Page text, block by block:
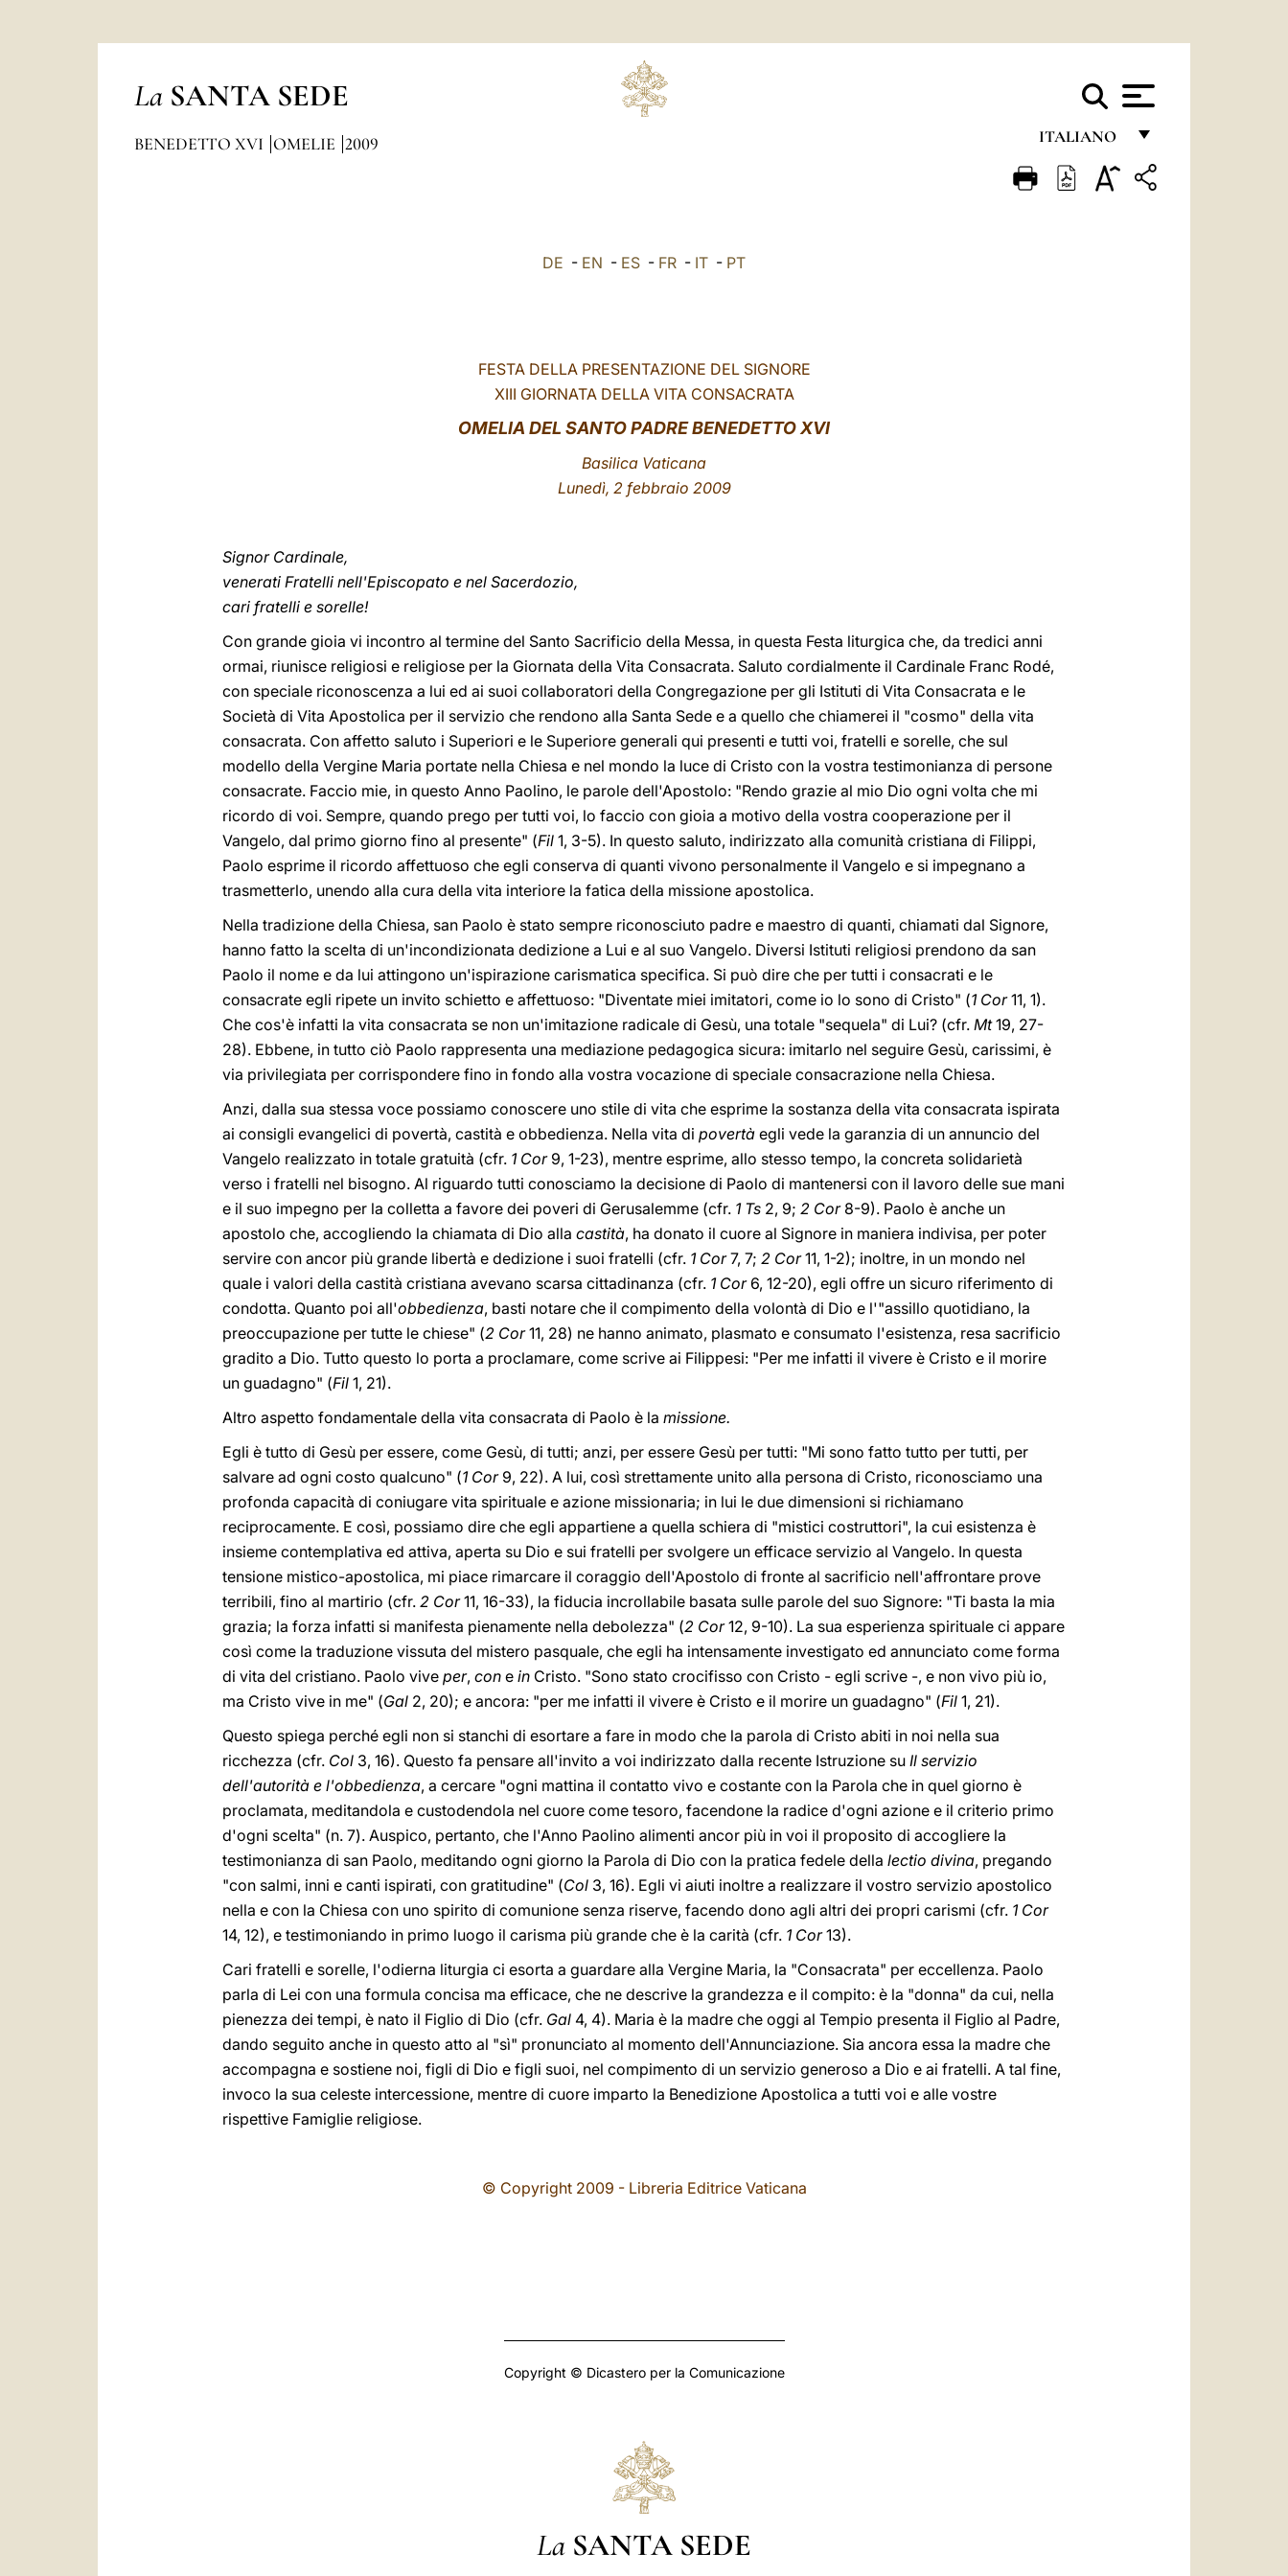
La SANTA SEDE
ITALIANO
FRANÇAIS
BENEDETTO XVI OMELIE 2009
DE - EN - ES - FR - IT - PT
FESTA DELLA PRESENTAZIONE DEL SIGNORE
XIII GIORNATA DELLA VITA CONSACRATA
OMELIA DEL SANTO PADRE BENEDETTO XVI
Basilica Vaticana
Lunedì, 2 febbraio 2009
Signor Cardinale,
venerati Fratelli nell'Episcopato e nel Sacerdozio,
cari fratelli e sorelle!
Con grande gioia vi incontro al termine del Santo Sacrificio della Messa, in questa Festa liturgica che, da tredici anni
ormai, riunisce religiosi e religiose per la Giornata della Vita Consacrata. Saluto cordialmente il Cardinale Franc Rodé,
con speciale riconoscenza a lui ed ai suoi collaboratori della Congregazione per gli Istituti di Vita Consacrata e le
Società di Vita Apostolica per il servizio che rendono alla Santa Sede e a quello che chiamerei il "cosmo" della vita
consacrata. Con affetto saluto i Superiori e le Superiore generali qui presenti e tutti voi, fratelli e sorelle, che sul
modello della Vergine Maria portate nella Chiesa e nel mondo la luce di Cristo con la vostra testimonianza di persone
consacrate. Faccio mie, in questo Anno Paolino, le parole dell'Apostolo: "Rendo grazie al mio Dio ogni volta che mi
ricordo di voi. Sempre, quando prego per tutti voi, lo faccio con gioia a motivo della vostra cooperazione per il
Vangelo, dal primo giorno fino al presente" (Fil 1, 3-5). In questo saluto, indirizzato alla comunità cristiana di Filippi,
Paolo esprime il ricordo affettuoso che egli conserva di quanti vivono personalmente il Vangelo e si impegnano a
trasmetterlo, unendo alla cura della vita interiore la fatica della missione apostolica.
Nella tradizione della Chiesa, san Paolo è stato sempre riconosciuto padre e maestro di quanti, chiamati dal Signore,
hanno fatto la scelta di un'incondizionata dedizione a Lui e al suo Vangelo. Diversi Istituti religiosi prendono da san
Paolo il nome e da lui attingono un'ispirazione carismatica specifica. Si può dire che per tutti i consacrati e le
consacrate egli ripete un invito schietto e affettuoso: "Diventate miei imitatori, come io lo sono di Cristo" (1 Cor11, 1).
Che cos'è infatti la vita consacrata se non un'imitazione radicale di Gesù, una totale "sequela" di Lui? (cfr. Mt19, 27-
28). Ebbene, in tutto ciò Paolo rappresenta una mediazione pedagogica sicura: imitarlo nel seguire Gesù, carissimi, è
via privilegiata per corrispondere fino in fondo alla vostra vocazione di speciale consacrazione nella Chiesa.
Anzi, dalla sua stessa voce possiamo conoscere uno stile di vita che esprime la sostanza della vita consacrata ispirata
ai consigli evangelici di povertà, castità e obbedienza. Nella vita di povertà egli vede la garanzia di un annuncio del
Vangelo realizzato in totale gratuità (cfr. 1 Cor9, 1-23), mentre esprime, allo stesso tempo, la concreta solidarietà
verso i fratelli nel bisogno. Al riguardo tutti conosciamo la decisione di Paolo di mantenersi con il lavoro delle sue mani
e il suo impegno per la colletta a favore dei poveri di Gerusalemme (cfr. 1 Ts 2, 9; 2 Cor8-9). Paolo è anche un
apostolo che, accogliendo la chiamata di Dio alla castità, ha donato il cuore al Signore in maniera indivisa, per poter
servire con ancor più grande libertà e dedizione i suoi fratelli (cfr. 1 Cor7, 7; 2 Cor11, 1-2); inoltre, in un mondo nel
quale i valori della castità cristiana avevano scarsa cittadinanza (cfr. 1 Cor6, 12-20), egli offre un sicuro riferimento di
condotta. Quanto poi all'obbedienza, basti notare che il compimento della volontà di Dio e l'"assillo quotidiano, la
preoccupazione per tutte le chiese" (2 Cor11, 28) ne hanno animato, plasmato e consumato l'esistenza, resa sacrificio
gradito a Dio. Tutto questo lo porta a proclamare, come scrive ai Filippesi: "Per me infatti il vivere è Cristo e il morire
un guadagno" (Fil 1, 21).
Altro aspetto fondamentale della vita consacrata di Paolo è la missione.
Egli è tutto di Gesù per essere, come Gesù, di tutti; anzi, per essere Gesù per tutti: "Mi sono fatto tutto per tutti, per
salvare ad ogni costo qualcuno" (1 Cor9, 22). A lui, così strettamente unito alla persona di Cristo, riconosciamo una
profonda capacità di coniugare vita spirituale e azione missionaria; in lui le due dimensioni si richiamano
reciprocamente. E così, possiamo dire che egli appartiene a quella schiera di "mistici costruttori", la cui esistenza è
insieme contemplativa ed attiva, aperta su Dio e sui fratelli per svolgere un efficace servizio al Vangelo. In questa
tensione mistico-apostolica, mi piace rimarcare il coraggio dell'Apostolo di fronte al sacrificio nell'affrontare prove
terribili, fino al martirio (cfr. 2 Cor11, 16-33), la fiducia incrollabile basata sulle parole del suo Signore: "Ti basta la mia
grazia; la forza infatti si manifesta pienamente nella debolezza" (2 Cor12, 9-10). La sua esperienza spirituale ci appare
così come la traduzione vissuta del mistero pasquale, che egli ha intensamente investigato ed annunciato come forma
di vita del cristiano. Paolo vive per, con e in Cristo. "Sono stato crocifisso con Cristo - egli scrive -, e non vivo più io,
ma Cristo vive in me" (Gal 2, 20); e ancora: "per me infatti il vivere è Cristo e il morire un guadagno" (Fil 1, 21).
Questo spiega perché egli non si stanchi di esortare a fare in modo che la parola di Cristo abiti in noi nella sua
ricchezza (cfr. Col 3, 16). Questo fa pensare all'invito a voi indirizzato dalla recente Istruzione su Il servizio
dell'autorità e l'obbedienza, a cercare "ogni mattina il contatto vivo e costante con la Parola che in quel giorno è
proclamata, meditandola e custodendola nel cuore come tesoro, facendone la radice d'ogni azione e il criterio primo
d'ogni scelta" (n. 7). Auspico, pertanto, che l'Anno Paolino alimenti ancor più in voi il proposito di accogliere la
testimonianza di san Paolo, meditando ogni giorno la Parola di Dio con la pratica fedele della lectio divina, pregando
"con salmi, inni e canti ispirati, con gratitudine" (Col 3, 16). Egli vi aiuti inoltre a realizzare il vostro servizio apostolico
nella e con la Chiesa con uno spirito di comunione senza riserve, facendo dono agli altri dei propri carismi (cfr. 1 Cor
14, 12), e testimoniando in primo luogo il carisma più grande che è la carità (cfr. 1 Cor13).
Cari fratelli e sorelle, l'odierna liturgia ci esorta a guardare alla Vergine Maria, la "Consacrata" per eccellenza. Paolo
parla di Lei con una formula concisa ma efficace, che ne descrive la grandezza e il compito: è la "donna" da cui, nella
pienezza dei tempi, è nato il Figlio di Dio (cfr. Gal 4, 4). Maria è la madre che oggi al Tempio presenta il Figlio al Padre,
dando seguito anche in questo atto al "sì" pronunciato al momento dell'Annunciazione. Sia ancora essa la madre che
accompagna e sostiene noi, figli di Dio e figli suoi, nel compimento di un servizio generoso a Dio e ai fratelli. A tal fine,
invoco la sua celeste intercessione, mentre di cuore imparto la Benedizione Apostolica a tutti voi e alle vostre
rispettive Famiglie religiose.
© Copyright 2009 - Libreria Editrice Vaticana
Copyright © Dicastero per la Comunicazione
La SANTA SEDE